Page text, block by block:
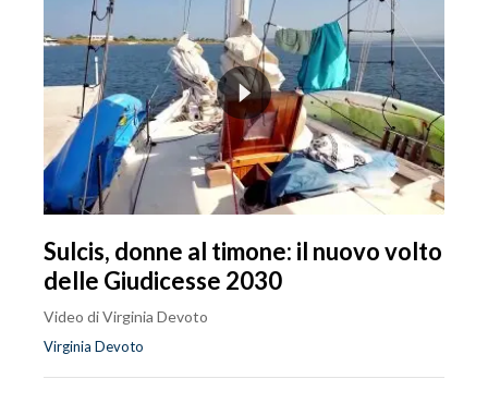
Sulcis, donne al timone: il nuovo volto
delle Giudicesse 2030
Video di Virginia Devoto
Virginia Devoto